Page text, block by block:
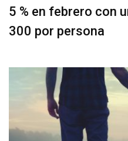
5 % en febrero con
300 por persona